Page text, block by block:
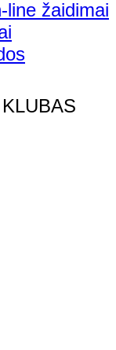
line žaidimai
KLUBAS